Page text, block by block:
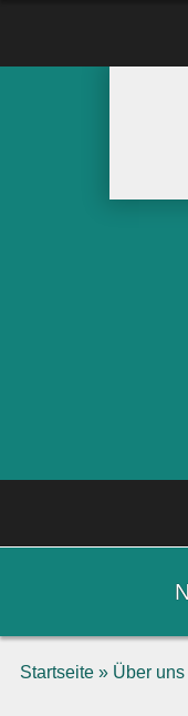
Startseite» Über uns